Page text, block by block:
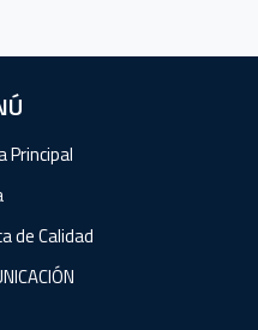
Principal
de Calidad